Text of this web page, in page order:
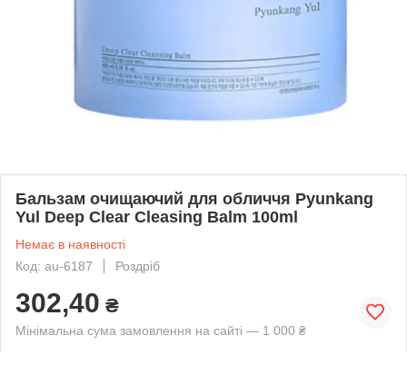
Бальзам очищаючий для обличчя Pyunkang
Yul Deep Clear Cleasing Balm 100ml
Немає в наявності
Код: au-6187
Роздріб
302,40 ₴
Мінімальна сума замовлення на сайті — 1 000 ₴